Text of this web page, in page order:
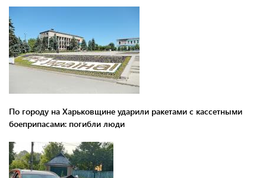
По городу на Харьковщине ударили ракетами с кассетными
боеприпасами: погибли люди